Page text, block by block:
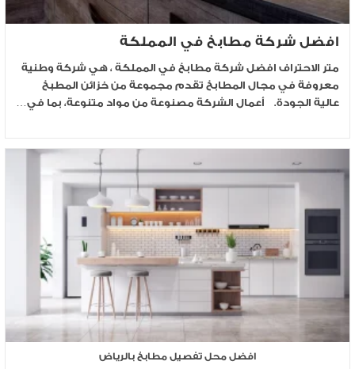
افضل شركة مطابخ في المملكة
متر الاحتراف افضل شركة مطابخ في المملكة ، هي شركة وطنية
معروفة في مجال المطابخ تقدم مجموعة من خزائن المطبخ
عالية الجودة. أعمال الشركة مصنوعة من مواد متنوعة، بما في…
افضل محل تفصيل مطابخ بالرياض